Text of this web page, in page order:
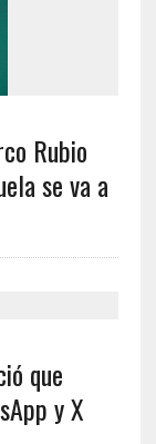
Rubio
se va a
que
y X